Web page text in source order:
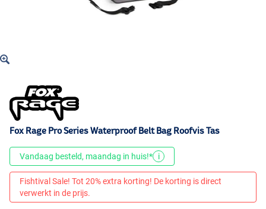
Fox Rage Pro Series Waterproof Belt Bag Roofvis Tas
Vandaag besteld, maandag in huis!* i
Fishtival Sale! Tot 20% extra korting! De korting is direct
verwerkt in de prijs.